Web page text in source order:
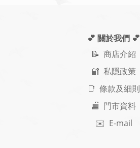
💕 關於我們 💕
📝 商店介紹
🔐 私隱政策
📑 條款及細則
🏬 門市資料
✉️ E-mail